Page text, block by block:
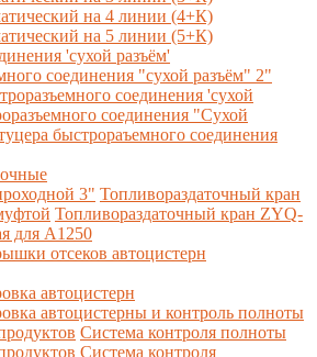
на 4 линии (4+К)
на 5 линии (5+К)
'сухой разъём'
соединения "сухой разъём" 2"
соединения 'сухой
соединения "Сухой
быстрораъемного соединения
3" Топливораздаточный кран
Топливораздаточный кран ZYQ-
для А1250
отсеков автоцистерн
автоцистерн
автоцистерны и контроль полноты
Система контроля полноты
Система контроля